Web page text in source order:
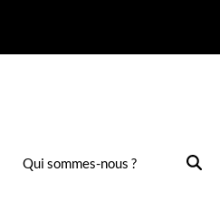
Qui sommes-nous ?